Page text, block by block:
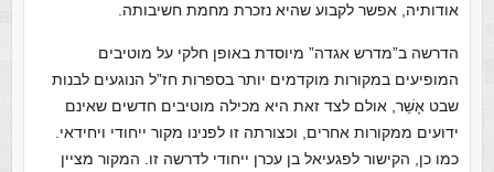
אודותיה, אפשר לקבוע שהיא נזכרת מחמת חשיבותה.
הדרשה ב”מדרש אגדה” מיוסדת באופן חלקי על מוטיבים
המופיעים במקורות מוקדמים יותר בספרות חז”ל הנוגעים לבנות
שבט אָשֵׁר, אולם לצד זאת היא מכילה מוטיבים חדשים שאינם
ידועים ממקורות אחרים, וכצורתה זו לפנינו מקור ייחודי ויחידאי.
כמו כן, הקישור לפגעיאל בן עכרן ייחודי לדרשה זו. המקור מציין